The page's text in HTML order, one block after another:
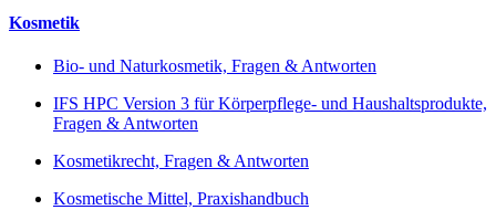
Kosmetik
Bio- und Naturkosmetik, Fragen & Antworten
IFS HPC Version 3 für Körperpflege- und Haushaltsprodukte,
Fragen & Antworten
Kosmetikrecht, Fragen & Antworten
Kosmetische Mittel, Praxishandbuch